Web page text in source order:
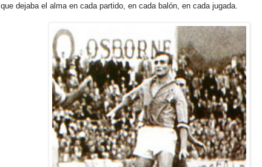
que dejaba el alma en cada partido, en cada balón, en cada jugada.